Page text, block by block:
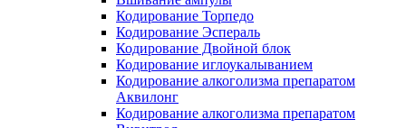
Кодирование Торпедо
Кодирование Эспераль
Кодирование Двойной блок
Кодирование иглоукалыванием
Кодирование алкоголизма препаратом
Аквилонг
Кодирование алкоголизма препаратом